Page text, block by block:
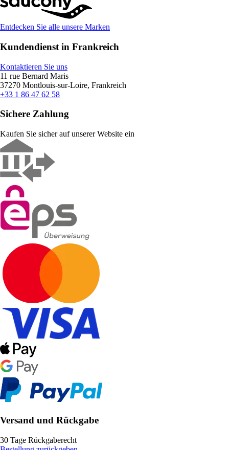
Entdecken Sie alle unsere Marken
Kundendienst in Frankreich
Kontaktieren Sie uns
11 rue Bernard Maris
37270 Montlouis-sur-Loire, Frankreich
+33 1 86 47 62 58
Sichere Zahlung
Kaufen Sie sicher auf unserer Website ein
Versand und Rückgabe
30 Tage Rückgaberecht